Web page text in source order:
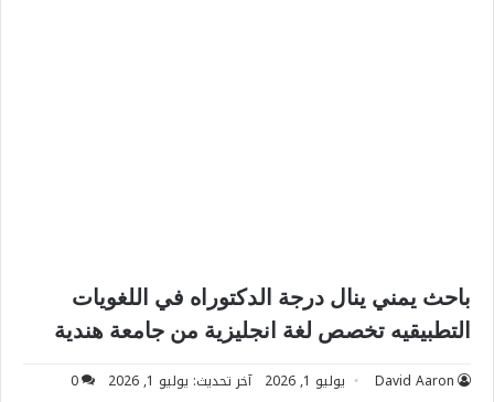
باحث يمني ينال درجة الدكتوراه في اللغويات
التطبيقيه تخصص لغة انجليزية من جامعة هندية
David Aaron يوليو 1, 2026 آخر تحديث: يوليو 1, 2026
0